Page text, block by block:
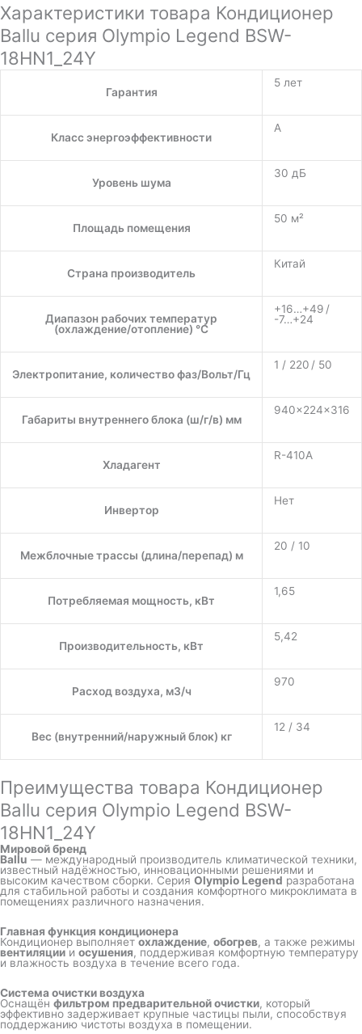
Характеристики товара Кондиционер
Ballu серия Olympio Legend BSW-
18HN1_24Y
Гарантия
5 лет
Класс энергоэффективности
A
Уровень шума
30 дБ
Площадь помещения
50 м²
Страна производитель
Китай
Диапазон рабочих температур
(охлаждение/отопление) °C
+16…+49 /
-7…+24
Электропитание, количество фаз/Вольт/Гц
1 / 220 / 50
Габариты внутреннего блока (ш/г/в) мм
940×224×316
Хладагент
R-410A
Инвертор
Нет
Межблочные трассы (длина/перепад) м
20 / 10
Потребляемая мощность, кВт
1,65
Производительность, кВт
5,42
Расход воздуха, м3/ч
970
Вес (внутренний/наружный блок) кг
12 / 34
Преимущества товара Кондиционер
Ballu серия Olympio Legend BSW-
18HN1_24Y
Мировой бренд
Ballu — международный производитель климатической техники,
известный надёжностью, инновационными решениями и
высоким качеством сборки. Серия Olympio Legend разработана
для стабильной работы и создания комфортного микроклимата в
помещениях различного назначения.
Главная функция кондиционера
Кондиционер выполняетохлаждение, обогрев, а также режимы
вентиляциии осушения, поддерживая комфортную температуру
и влажность воздуха в течение всего года.
Система очистки воздуха
Оснащён фильтром предварительной очистки, который
эффективно задерживает крупные частицы пыли, способствуя
поддержанию чистоты воздуха в помещении.